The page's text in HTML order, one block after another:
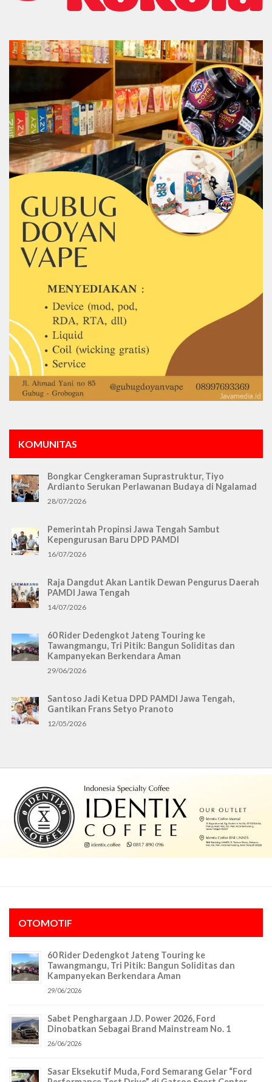
KOMUNITAS
Bongkar Cengkeraman Suprastruktur, Tiyo
Ardianto Serukan Perlawanan Budaya di Ngalamad
28/07/2026
Pemerintah Propinsi Jawa Tengah Sambut
Kepengurusan Baru DPD PAMDI
16/07/2026
Raja Dangdut Akan Lantik Dewan Pengurus Daerah
PAMDI Jawa Tengah
14/07/2026
60 Rider Dedengkot Jateng Touring ke
Tawangmangu, Tri Pitik: Bangun Soliditas dan
Kampanyekan Berkendara Aman
29/06/2026
Santoso Jadi Ketua DPD PAMDI Jawa Tengah,
Gantikan Frans Setyo Pranoto
12/05/2026
OTOMOTIF
60 Rider Dedengkot Jateng Touring ke
Tawangmangu, Tri Pitik: Bangun Soliditas dan
Kampanyekan Berkendara Aman
29/06/2026
Sabet Penghargaan J.D. Power 2026, Ford
Dinobatkan Sebagai Brand Mainstream No. 1
26/06/2026
Sasar Eksekutif Muda, Ford Semarang Gelar “Ford